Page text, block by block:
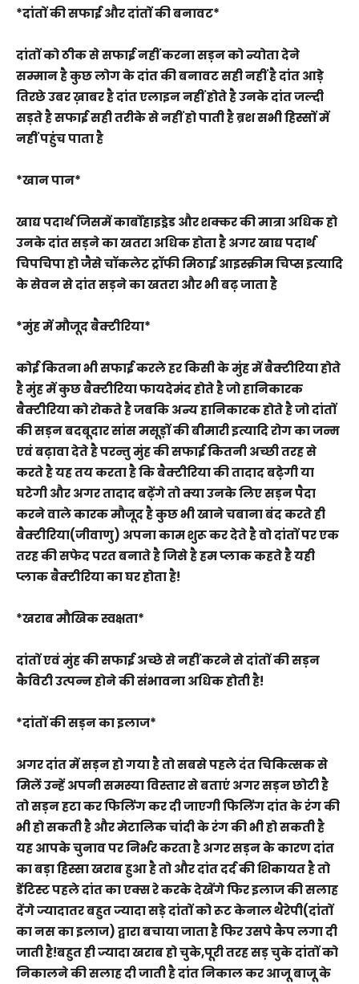
*दांतों की सफाई और दांतों की बनावट*
दांतों को ठीक से सफाई नहीं करना सड़न को न्योता देने
सम्मान है कुछ लोग के दांत की बनावट सही नहीं है दांत आड़े
तिरछे उबर ख़ाबर है दांत एलाइन नहीं होते है उनके दांत जल्दी
सड़ते है सफाई सही तरीके से नहीं हो पाती है ब्रश सभी हिस्सों में
नहीं पहुंच पाता है
*खान पान*
खाद्य पदार्थ जिसमें कार्बोहाइड्रेड और शक्कर की मात्रा अधिक हो
उनके दांत सड़ने का खतरा अधिक होता है अगर खाद्य पदार्थ
चिपचिपा हो जैसे चॉकलेट ट्रॉफी मिठाई आइस्क्रीम चिप्स इत्यादि
के सेवन से दांत सड़ने का खतरा और भी बढ़ जाता है
*मुंह में मौजूद बैक्टीरिया*
कोई कितना भी सफाई करले हर किसी के मुंह में बैक्टीरिया होते
है मुंह में कुछ बैक्टीरिया फायदेमंद होते है जो हानिकारक
बैक्टीरिया को रोकते है जबकि अन्य हानिकारक होते है जो दांतों
की सड़न बदबूदार सांस मसूड़ों की बीमारी इत्यादि रोग का जन्म
एवं बढ़ावा देते है परन्तु मुंह की सफाई कितनी अच्छी तरह से
करते है यह तय करता है कि बैक्टीरिया की तादाद बढ़ेगी या
घटेगी और अगर तादाद बढ़ेंगे तो क्या उनके लिए सड़न पैदा
करने वाले कारक मौजूद है कुछ भी खाने चबाना बंद करते ही
बैक्टीरिया(जीवाणु) अपना काम शुरू कर देते है वो दांतों पर एक
तरह की सफेद परत बनाते है जिसे है हम प्लाक कहते है यही
प्लाक बैक्टीरिया का घर होता है!
*खराब मौखिक स्वक्षता*
दांतों एवं मुंह की सफाई अच्छे से नहीं करने से दांतों की सड़न
कैविटी उत्पन्न होने की संभावना अधिक होती है!
*दांतों की सड़न का इलाज*
अगर दांत में सड़न हो गया है तो सबसे पहले दंत चिकित्सक से
मिलें उन्हें अपनी समस्या विस्तार से बताएं अगर सड़न छोटी है
तो सड़न हटा कर फिलिंग कर दी जाएगी फिलिंग दांत के रंग की
भी हो सकती है और मेटालिक चांदी के रंग की भी हो सकती है
यह आपके चुनाव पर निर्भर करता है अगर सड़न के कारण दांत
का बड़ा हिस्सा खराब हुआ है तो और दांत दर्द की शिकायत है तो
डेंटिस्ट पहले दांत का एक्स रे करके देखेंगे फिर इलाज की सलाह
देंगे ज्यादातर बहुत ज्यादा सड़े दांतों को रूट केनाल थैरेपी(दांतों
का नस का इलाज) द्वारा बचाया जाता है फिर उसपे कैप लगा दी
जाती है!बहुत ही ज्यादा खराब हो चुके,पूरी तरह सड़ चुके दांतों को
निकालने की सलाह दी जाती है दांत निकाल कर आजू बाजू के